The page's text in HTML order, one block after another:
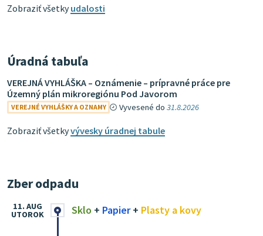
Zobraziť všetkyudalosti
Úradná tabuľa
VEREJNÁ VYHLÁŠKA – Oznámenie – prípravné práce pre
Územný plán mikroregiónu Pod Javorom
VEREJNÉ VYHLÁŠKY A OZNAMY Vyvesené do31.8.2026
Zobraziť všetkyvývesky úradnej tabule
Zber odpadu
Sklo + Papier+ Plasty a kovy
11. AUG
UTOROK